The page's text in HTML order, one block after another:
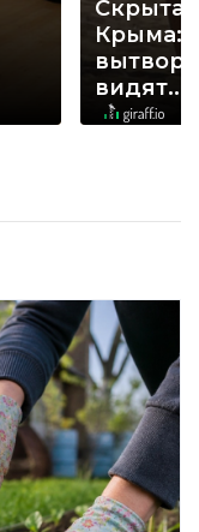
Крыма:
видят...